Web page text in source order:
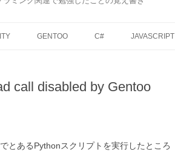
GENTOO C# JAVASCRIPT
call disabled by Gentoo
とあるPythonスクリプトを実行したところ